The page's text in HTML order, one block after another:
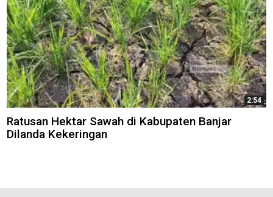
2:54
Ratusan Hektar Sawah di Kabupaten Banjar
Dilanda Kekeringan